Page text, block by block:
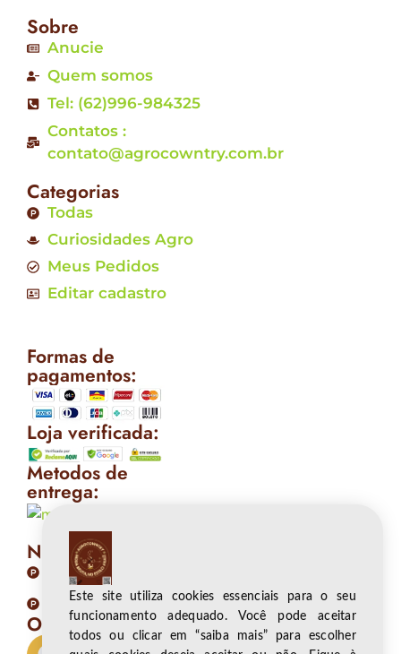
Sobre
Anucie
Quem somos
Tel: (62)996-984325
Contatos :
contato@agrocowntry.com.br
Categorias
Todas
Curiosidades Agro
Meus Pedidos
Editar cadastro
Formas de
pagamentos:
Loja verificada:
Metodos de
entrega:
Nossas Políticas
Politicas de privacidade
Politicas de devolução e trocas
Onde Nos encontrar
Este site utiliza cookies essenciais para o seu
funcionamento adequado. Você pode aceitar
todos ou clicar em “saiba mais” para escolher